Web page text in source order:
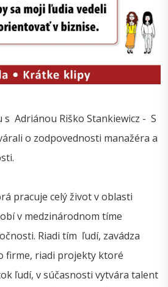
s Adriánou Riško Stankiewicz - S
o zodpovednosti manažéra a
pracuje celý život v oblasti
v medzinárodnom tíme
Riadi tím ľudí, zavádza
firme, riadi projekty ktoré
ľudí, v súčasnosti vytvára talent